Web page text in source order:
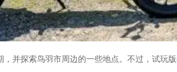
并探索鸟羽市周边的一些地点。不过，试玩